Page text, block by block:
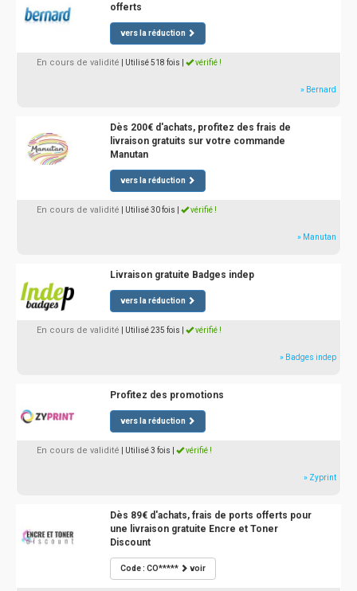
offerts
vers la réduction
En cours de validité | Utilisé 518 fois vérifié !
» Bernard
Dès 200€ d'achats, profitez des frais de
livraison gratuits sur votre commande
Manutan
vers la réduction
En cours de validité | Utilisé 30 fois vérifié !
» Manutan
Livraison gratuite Badges indep
vers la réduction
En cours de validité | Utilisé 235 fois vérifié !
» Badges indep
Profitez des promotions
vers la réduction
En cours de validité | Utilisé 3 fois vérifié !
» Zyprint
Dès 89€ d'achats, frais de ports offerts pour
une livraison gratuite Encre et Toner
Discount
Code : CO***** voir